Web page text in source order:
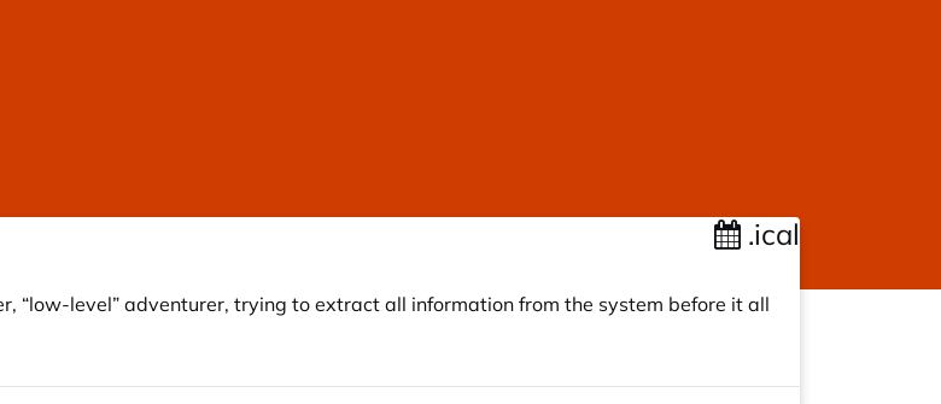
.ical
“low-level” adventurer, trying to extract all information from the system before it all